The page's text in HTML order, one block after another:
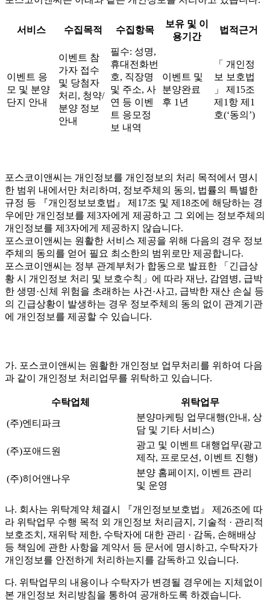
서비스 수집목적 수집항목
보유 및 이
용기간
법적근거
이벤트 응
모 및 분양
단지 안내
이벤트 참
가자 접수
및 당첨자
처리, 청약/
분양 정보
안내
필수: 성명,
휴대전화번
호, 직장명
및 주소, 사
연 등 이벤
트 응모정
보 내역
이벤트 및
분양완료
후 1년
「 개인정
보 보호법
」 제15조
제1항 제1
호(‘동의’)
포스코이앤씨는 개인정보를 개인정보의 처리 목적에서 명시
한 범위 내에서만 처리하며, 정보주체의 동의, 법률의 특별한
규정 등 『개인정보보호법』 제17조 및 제18조에 해당하는 경
우에만 개인정보를 제3자에게 제공하고 그 외에는 정보주체의
개인정보를 제3자에게 제공하지 않습니다.
포스코이앤씨는 원활한 서비스 제공을 위해 다음의 경우 정보
주체의 동의를 얻어 필요 최소한의 범위로만 제공합니다.
포스코이앤씨는 정부 관계부처가 합동으로 발표한 「긴급상
황 시 개인정보 처리 및 보호수칙」에 따라 재난, 감염병, 급박
한 생명·신체 위험을 초래하는 사건·사고, 급박한 재산 손실 등
의 긴급상황이 발생하는 경우 정보주체의 동의 없이 관계기관
에 개인정보를 제공할 수 있습니다.
가. 포스코이앤씨는 원활한 개인정보 업무처리를 위하여 다음
과 같이 개인정보 처리업무를 위탁하고 있습니다.
수탁업체 위탁업무
(주)엔티파크
분양마케팅 업무대행(안내, 상
담 및 기타 서비스)
(주)포애드원
광고 및 이벤트 대행업무(광고
제작, 프로모션, 이벤트 진행)
(주)히어앤나우
분양 홈페이지, 이벤트 관리
및 운영
나. 회사는 위탁계약 체결시 『개인정보보호법』 제26조에 따
라 위탁업무 수행 목적 외 개인정보 처리금지, 기술적 · 관리적
보호조치, 재위탁 제한, 수탁자에 대한 관리 · 감독, 손해배상
등 책임에 관한 사항을 계약서 등 문서에 명시하고, 수탁자가
개인정보를 안전하게 처리하는지를 감독하고 있습니다.
다. 위탁업무의 내용이나 수탁자가 변경될 경우에는 지체없이
본 개인정보 처리방침을 통하여 공개하도록 하겠습니다.